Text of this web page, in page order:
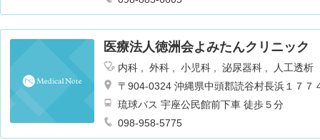
医療法人徳洲会よみたんクリニック
内科 外科 小児科 泌尿器科
人工透析
〒904-0324 沖縄県中頭郡読谷村長浜１７７
琉球バス 宇座公民館前下車 徒歩５分
098-958-5775